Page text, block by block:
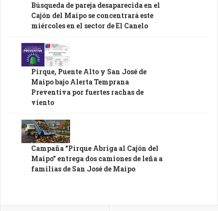
Búsqueda de pareja desaparecida en el
Cajón del Maipo se concentrará este
miércoles en el sector de El Canelo
Pirque, Puente Alto y San José de
Maipo bajo Alerta Temprana
Preventiva por fuertes rachas de
viento
Campaña “Pirque Abriga al Cajón del
Maipo” entrega dos camiones de leña a
familias de San José de Maipo